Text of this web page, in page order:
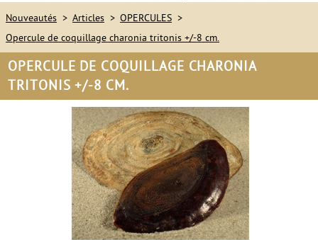
Nouveautés > Articles > OPERCULES >
Opercule de coquillage charonia tritonis +/-8 cm.
OPERCULE DE COQUILLAGE CHARONIA
TRITONIS +/-8 CM.